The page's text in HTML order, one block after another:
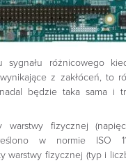
sygnału różnicowego
z zakłóceń, to
będzie taka sama i
warstwy fizycznej
w normie ISO
warstwy fizycznej (typ i